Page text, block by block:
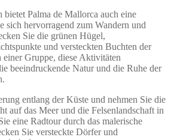
bietet Palma de Mallorca auch eine
sich hervorragend zum Wandern und
Sie die grünen Hügel,
und versteckten Buchten der
Gruppe, diese Aktivitäten
beeindruckende Natur und die Ruhe der
entlang der Küste und nehmen Sie die
auf das Meer und die Felsenlandschaft in
eine Radtour durch das malerische
Sie versteckte Dörfer und